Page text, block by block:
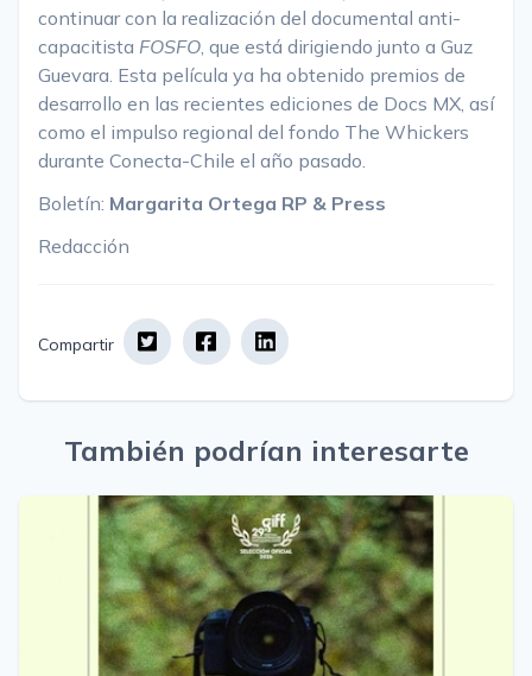
continuar con la realización del documental anti-
capacitista FOSFO , que está dirigiendo junto a Guz
Guevara. Esta película ya ha obtenido premios de
desarrollo en las recientes ediciones de Docs MX, así
como el impulso regional del fondo The Whickers
durante Conecta-Chile el año pasado.
Boletín: Margarita Ortega RP & Press
Redacción
Compartir
También podrían interesarte